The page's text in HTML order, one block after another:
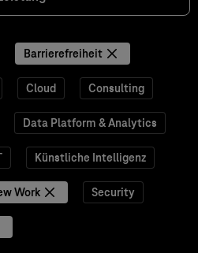
Barrierefreiheit
Cloud Consulting
Data Platform & Analytics
Künstliche Intelligenz
Work Security